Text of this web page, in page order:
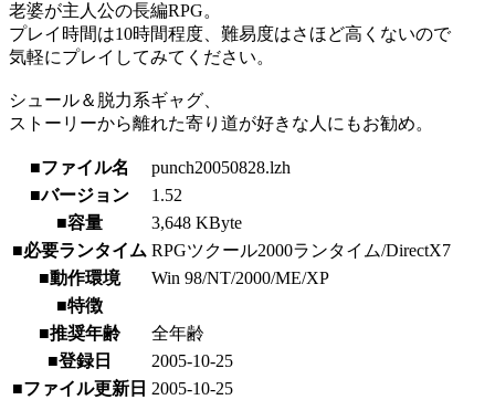
老婆が主人公の長編RPG。
プレイ時間は10時間程度、難易度はさほど高くないので
気軽にプレイしてみてください。
シュール＆脱力系ギャグ、
ストーリーから離れた寄り道が好きな人にもお勧め。
■ファイル名
punch20050828.lzh
■バージョン
1.52
■容量
3,648 KByte
■必要ランタイム RPGツクール2000ランタイム/DirectX7
■動作環境
Win 98/NT/2000/ME/XP
■特徴
■推奨年齢
全年齢
■登録日
2005-10-25
■ファイル更新日 2005-10-25